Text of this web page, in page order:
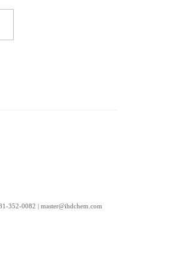
352-0082 | master@ihdchem.com